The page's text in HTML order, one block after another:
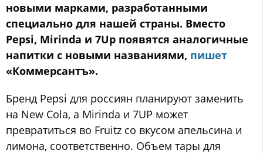
новыми марками, разработанными
специально для нашей страны. Вместо
Pepsi, Mirinda и 7Up появятся аналогичные
напитки с новыми названиями, пишет
«Коммерсантъ».
Бренд Pepsi для россиян планируют заменить
на New Cola, а Mirinda и 7UP может
превратиться во Fruitz со вкусом апельсина и
лимона, соответственно. Объем тары для